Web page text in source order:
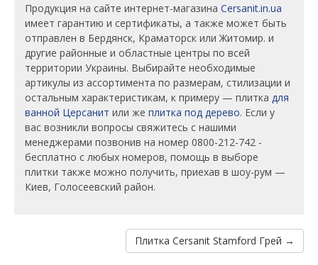
Продукция на сайте интернет-магазина Cersanit.in.ua
имеет гарантию и сертификаты, а также может быть
отправлен в Бердянск, Краматорск или Житомир. и
другие районные и областные центры по всей
территории Украины. Выбирайте необходимые
артикулы из ассортимента по размерам, стилизации и
остальным характеристикам, к примеру — плитка для
ванной Церсанит или же плитка под дерево. Если у
вас возникли вопросы свяжитесь с нашими
менеджерами позвонив на номер 0800-212-742 -
бесплатно с любых номеров, помощь в выборе
плитки также можно получить, приехав в шоу-рум —
Киев, Голосеевский район.
Плитка Cersanit Stamford Грей →